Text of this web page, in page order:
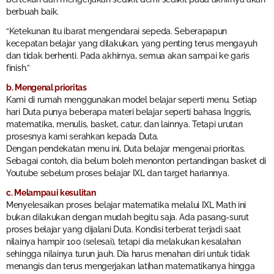
berbuah baik.
“Ketekunan itu ibarat mengendarai sepeda. Seberapapun
kecepatan belajar yang dilakukan, yang penting terus mengayuh
dan tidak berhenti. Pada akhirnya, semua akan sampai ke garis
finish.”
b. Mengenal prioritas
Kami di rumah menggunakan model belajar seperti menu. Setiap
hari Duta punya beberapa materi belajar seperti bahasa Inggris,
matematika, menulis, basket, catur, dan lainnya. Tetapi urutan
prosesnya kami serahkan kepada Duta.
Dengan pendekatan menu ini, Duta belajar mengenai prioritas.
Sebagai contoh, dia belum boleh menonton pertandingan basket di
Youtube sebelum proses belajar IXL dan target hariannya.
c. Melampaui kesulitan
Menyelesaikan proses belajar matematika melalui IXL Math ini
bukan dilakukan dengan mudah begitu saja. Ada pasang-surut
proses belajar yang dijalani Duta. Kondisi terberat terjadi saat
nilainya hampir 100 (selesai), tetapi dia melakukan kesalahan
sehingga nilainya turun jauh. Dia harus menahan diri untuk tidak
menangis dan terus mengerjakan latihan matematikanya hingga